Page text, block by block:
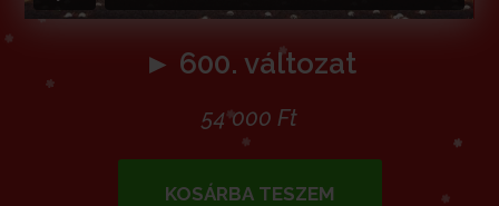
► 600. változat
54 000 Ft
KOSÁRBA TESZEM